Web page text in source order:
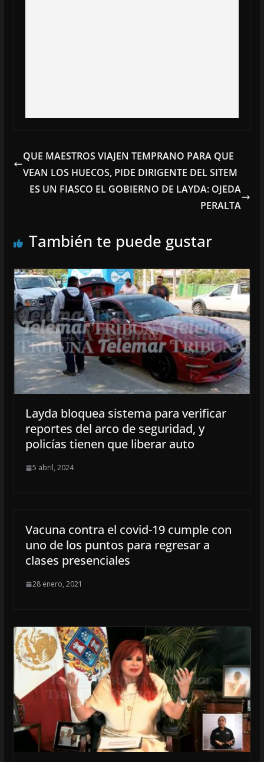
QUE MAESTROS VIAJEN TEMPRANO PARA QUE
VEAN LOS HUECOS, PIDE DIRIGENTE DEL SITEM
ES UN FIASCO EL GOBIERNO DE LAYDA: OJEDA
PERALTA
También te puede gustar
Layda bloquea sistema para verificar
reportes del arco de seguridad, y
policías tienen que liberar auto
5 abril, 2024
Vacuna contra el covid-19 cumple con
uno de los puntos para regresar a
clases presenciales
28 enero, 2021